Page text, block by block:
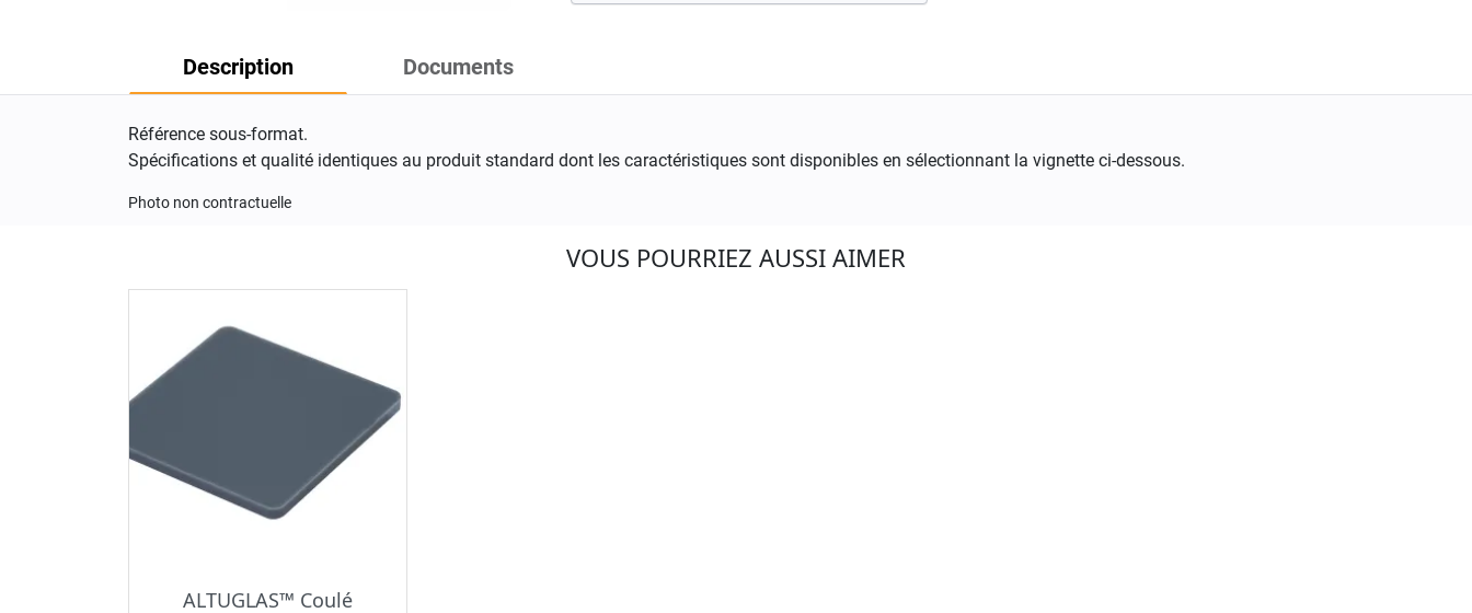
Description Documents
Référence sous-format.
Spécifications et qualité identiques au produit standard dont les caractéristiques sont disponibles en sélectionnant la vignette ci-dessous.
Photo non contractuelle
VOUS POURRIEZ AUSSI AIMER
ALTUGLAS™ Coulé